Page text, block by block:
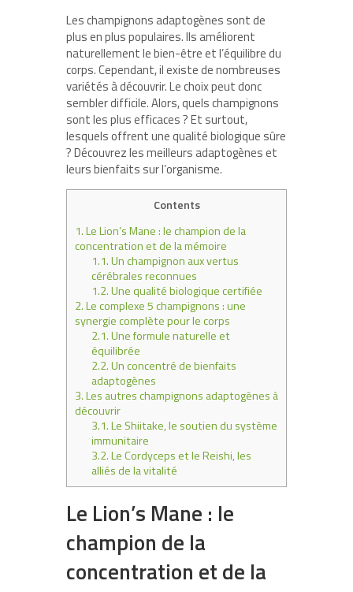
Les champignons adaptogènes sont de
plus en plus populaires. Ils améliorent
naturellement le bien-être et l’équilibre du
corps. Cependant, il existe de nombreuses
variétés à découvrir. Le choix peut donc
sembler difficile.Alors, quels champignons
sont les plus efficaces ? Et surtout,
lesquels offrent une qualité biologique sûre
? Découvrez les meilleurs adaptogènes et
leurs bienfaits sur l’organisme.
Contents
1.Le Lion’s Mane : le champion de la
concentration et de la mémoire
1.1.Un champignon aux vertus
cérébrales reconnues
1.2.Une qualité biologique certifiée
2.Le complexe 5 champignons : une
synergie complète pour le corps
2.1.Une formule naturelle et
équilibrée
2.2.Un concentré de bienfaits
adaptogènes
3.Les autres champignons adaptogènes à
découvrir
3.1.Le Shiitake, le soutien du système
immunitaire
3.2.Le Cordyceps et le Reishi, les
alliés de la vitalité
Le Lion’s Mane : le
champion de la
concentration et de la